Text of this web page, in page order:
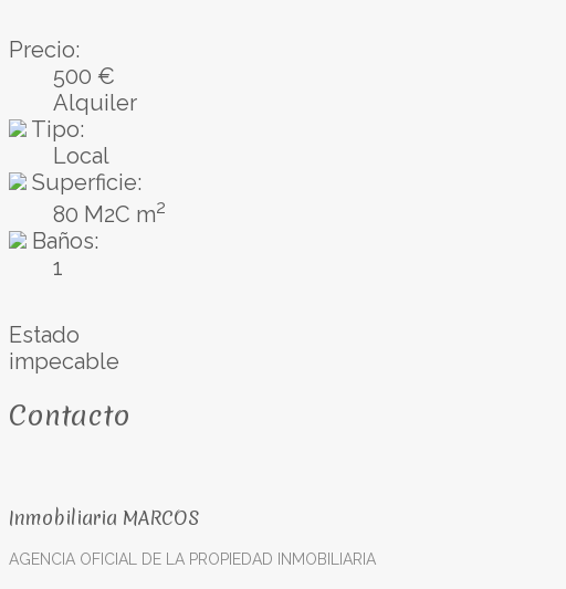
Precio:
500 €
Alquiler
Tipo:
Local
Superficie:
80 M2C m2
Baños:
1
Estado
impecable
Contacto
Inmobiliaria MARCOS
AGENCIA OFICIAL DE LA PROPIEDAD INMOBILIARIA